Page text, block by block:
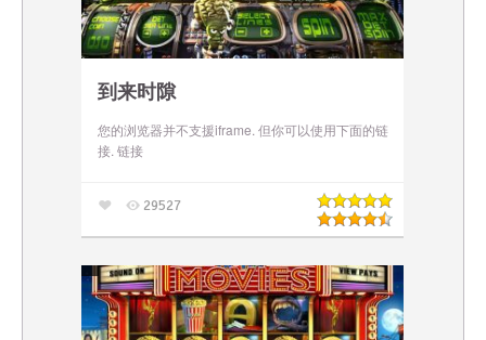
到来时隙
您的浏览器并不支援iframe. 但你可以使用下面的链
接. 链接
29527